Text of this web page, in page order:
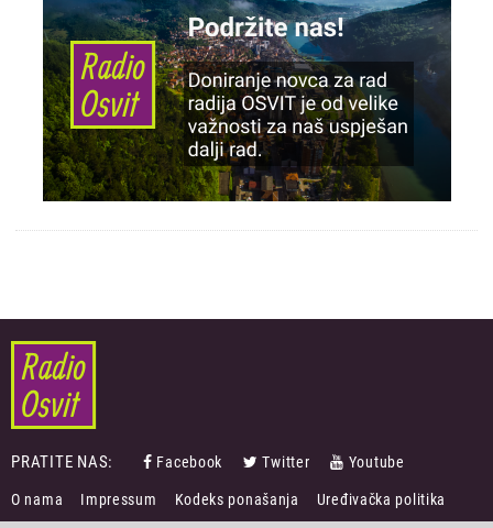
PRATITE NAS: Facebook Twitter Youtube
FOOTER
MENU
O nama Impressum Kodeks ponašanja Uređivačka politika